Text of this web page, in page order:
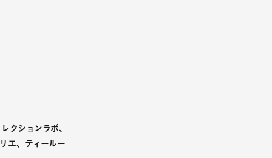
クションラボ、
エ、ティールー